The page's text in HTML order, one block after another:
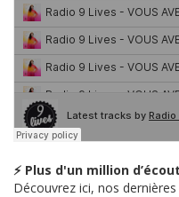
⚡ Plus d'un million
Découvrez ici, nos